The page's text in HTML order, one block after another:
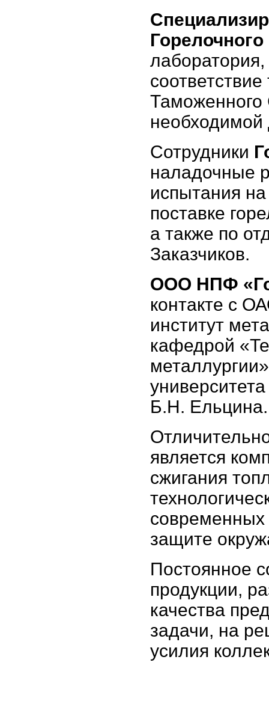
Горелочного
Таможенного
необходимой
Сотрудники
наладочные
испытания на
поставке
а также по
Заказчиков.
ООО НПФ
контакте с
институт
кафедрой
Б.Н. Ельцина.
является
сжигания
современных
защите
Постоянное
продукции,
качества
задачи, на
усилия